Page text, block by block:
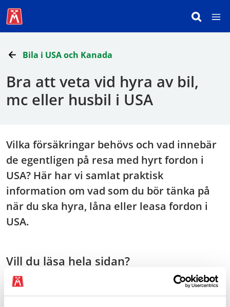
Bila i USA och Kanada
Bra att veta vid hyra av bil,
mc eller husbil i USA
Vilka försäkringar behövs och vad innebär
de egentligen på resa med hyrt fordon i
USA? Här har vi samlat praktisk
information om vad som du bör tänka på
när du ska hyra, låna eller leasa fordon i
USA.
Vill du läsa hela sidan?
Det kan du göra som medlem i M Sverige. Då får
du också: